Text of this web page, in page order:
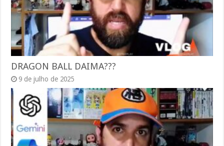
DRAGON BALL DAIMA???
9 de julho de 2025